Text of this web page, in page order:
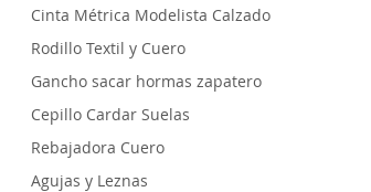
Cinta Métrica Modelista Calzado
Rodillo Textil y Cuero
Gancho sacar hormas zapatero
Cepillo Cardar Suelas
Rebajadora Cuero
Agujas y Leznas